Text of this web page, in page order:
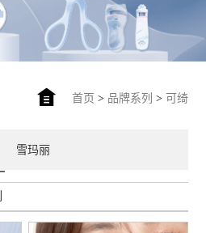
首页 > 品牌系列 > 可绮
雪玛丽